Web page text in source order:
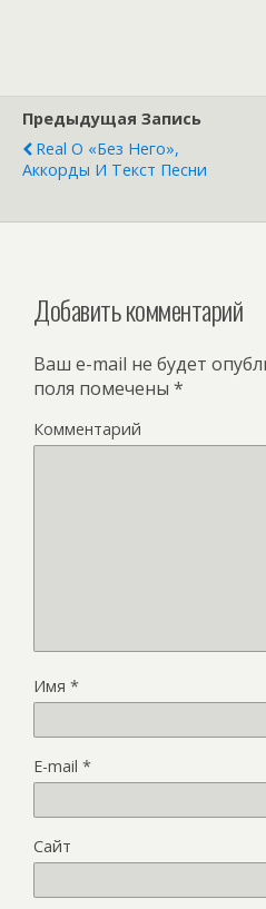
Предыдущая Запись
Real O «Без Него»,
Аккорды И Текст Песни
Добавить комментарий
Ваш e-mail не будет
поля помечены *
Комментарий
Имя *
E-mail *
Сайт